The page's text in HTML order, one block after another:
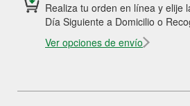
Realiza tu orden en línea y elije
Día Siguiente a Domicilio o
Ver opciones de envío